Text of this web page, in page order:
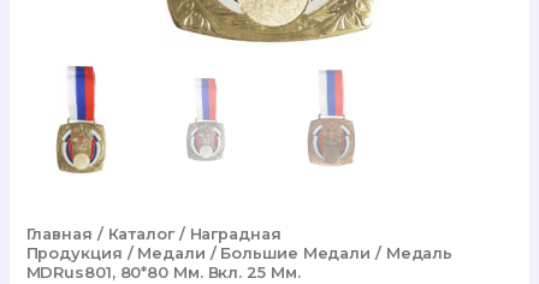
Главная / Каталог/ Наградная
Продукция / Медали / Большие Медали / Медаль
MDRus801, 80*80 Мм. Вкл. 25 Мм.